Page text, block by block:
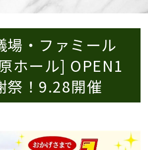
場・ファミール
ホール] OPEN1
祭！9.28開催